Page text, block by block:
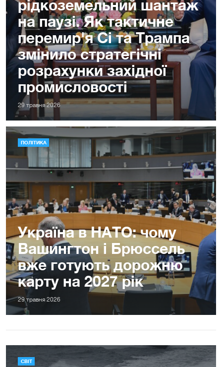
рідкоземельний шантаж
на паузі. Як тактичне
перемир'я Сі та Трампа
змінило стратегічні
розрахунки західної
промисловості
29 травня 2026
ПОЛІТИКА
Україна в НАТО: чому
Вашингтон і Брюссель
вже готують дорожню
карту на 2027 рік
29 травня 2026
СВІТ